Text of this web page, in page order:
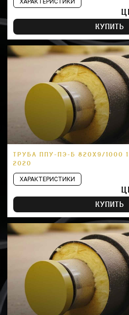
КУПИТЬ
ТРУБА ППУ-ПЭ-Б 820Х9/1000
2020
ХАРАКТЕРИСТИКИ
КУПИТЬ